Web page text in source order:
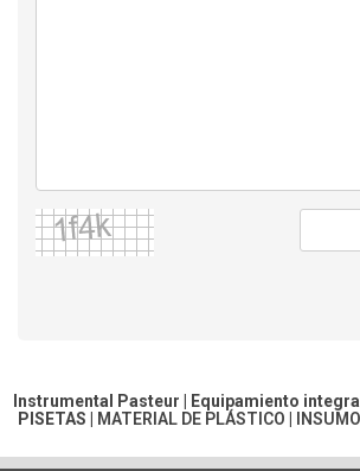
Instrumental Pasteur | Equipamiento
PISETAS
MATERIAL DE PLÁSTICO